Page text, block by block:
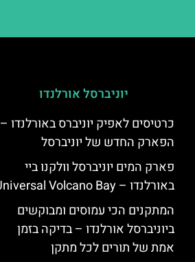
יוניברסל אורלנדו
כרטיסים לאפיק יוניברס באורלנדו –
הפארק החדש של יוניברסל
פארק המים יוניברסל וולקנו ביי
באורלנדו – Universal Volcano Bay
המתקנים הכי עמוסים ומבוקשים
ביוניברסל אורלנדו – בדיקה בזמן
אמת של תורים לכל מתקן